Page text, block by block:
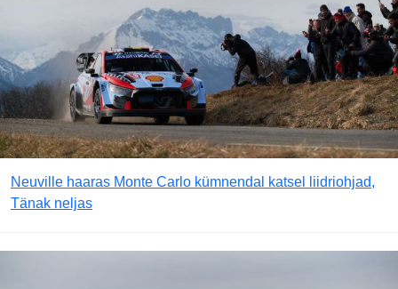
Neuville haaras Monte Carlo kümnendal katsel liidriohjad,
Tänak neljas